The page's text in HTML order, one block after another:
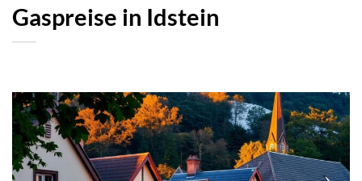
Gaspreise in Idstein